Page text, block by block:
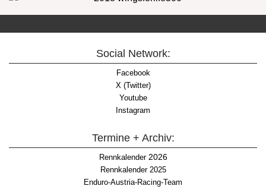
Social Network:
Facebook
X (Twitter)
Youtube
Instagram
Termine + Archiv:
Rennkalender2026
Rennkalender 2025
Enduro-Austria-Racing-Team